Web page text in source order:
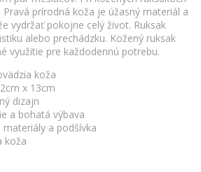
prírodná koža je úžasný materiál a
vydržať pokojne celý život. Ruksak
alebo prechádzku. Kožený ruksak
využitie pre každodennú potrebu.
koža
x 13cm
dizajn
a bohatá výbava
a podšívka
koža